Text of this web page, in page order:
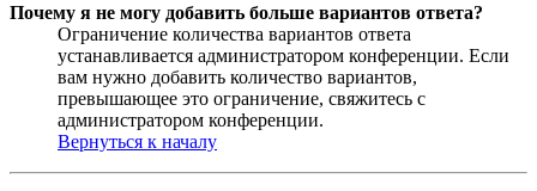
Почему я не могу добавить больше вариантов ответа?
Ограничение количества вариантов ответа
устанавливается администратором конференции. Если
вам нужно добавить количество вариантов,
превышающее это ограничение, свяжитесь с
администратором конференции.
Вернуться к началу